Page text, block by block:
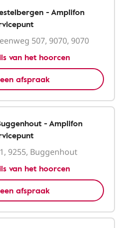
- Amplifon
507, 9070, 9070
van het hoorcen
afspraak
- Amplifon
9255, Buggenhout
van het hoorcen
afspraak